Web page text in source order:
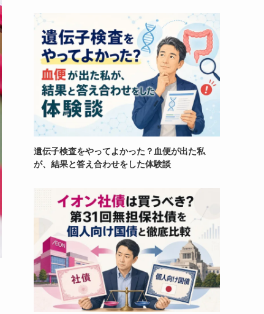
遺伝子検査をやってよかった？血便が出た私
が、結果と答え合わせをした体験談